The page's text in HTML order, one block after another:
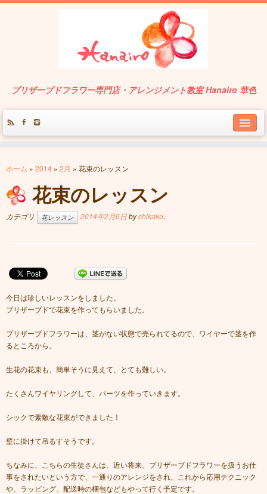
プリザーブドフラワー専門店・アレンジメント教室 Hanairo 華色
ホーム » 2014 » 2月 » 花束のレッスン
花束のレッスン
カテゴリ 花レッスン 2014年2月6日bychikako.
今日は珍しいレッスンをしました。
プリザーブドで花束を作ってもらいました。
プリザーブドフラワーは、茎がない状態で売られてるので、ワイヤーで茎を作
るところから。
生花の花束も、簡単そうに見えて、とても難しい。
たくさんワイヤリングして、パーツを作っていきます。
シックで素敵な花束ができました！
壁に掛けて吊るすそうです。
ちなみに、こちらの生徒さんは、近い将来、プリザーブドフラワーを扱うお仕
事をされたいという方で、一通りのアレンジをされ、これから応用テクニック
や、ラッピング、配送時の梱包などもやって行く予定です。